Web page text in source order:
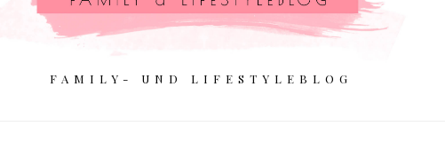
FAMILY- UND LIFESTYLEBLOG